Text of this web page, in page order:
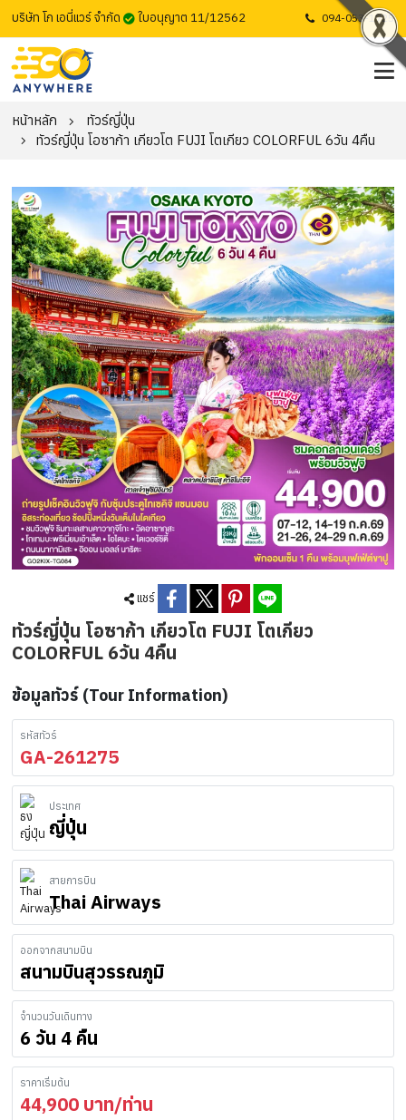
บริษัท โก เอนี่แวร์ จำกัด ใบอนุญาต 11/12562 094-053-1725
หน้าหลัก
ทัวร์ญี่ปุ่น
ทัวร์ญี่ปุ่น โอซาก้า เกียวโต FUJI โตเกียว COLORFUL 6วัน 4คืน
แชร์
ทัวร์ญี่ปุ่น โอซาก้า เกียวโต FUJI โตเกียว
COLORFUL 6วัน 4คืน
ข้อมูลทัวร์ (Tour Information)
รหัสทัวร์
GA-261275
ประเทศ
ญี่ปุ่น
สายการบิน
Thai Airways
ออกจากสนามบิน
สนามบินสุวรรณภูมิ
จำนวนวันเดินทาง
6 วัน 4 คืน
ราคาเริ่มต้น
44,900 บาท/ท่าน